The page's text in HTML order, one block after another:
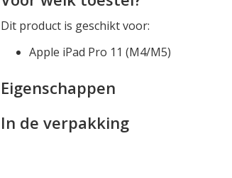
Dit product is geschikt voor:
Apple iPad Pro 11 (M4/M5)
Eigenschappen
In de verpakking